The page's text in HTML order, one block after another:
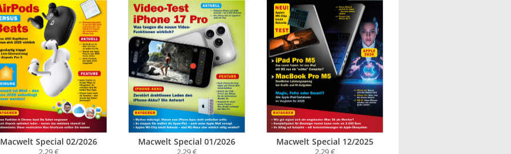
Macwelt Special 02/2026
2,29 €
Macwelt Special 01/2026
2,29 €
Macwelt Special 12/2025
2,29 €